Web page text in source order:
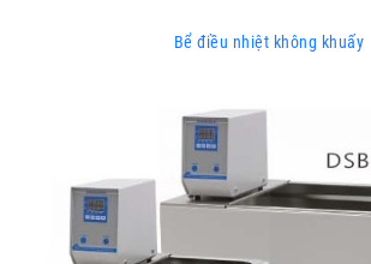
Bể điều nhiệt không khuấy